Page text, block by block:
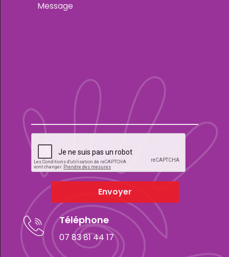
Envoyer
Téléphone
07 83 81 44 17